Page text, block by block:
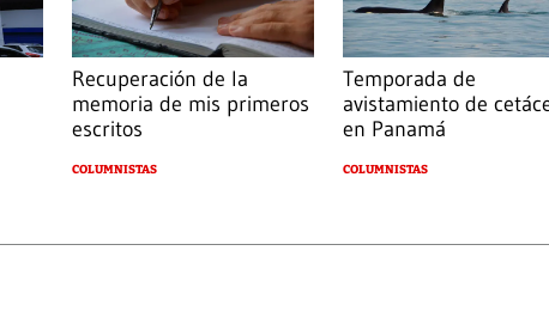
Recuperación de la
memoria de mis primeros
escritos
COLUMNISTAS
Temporada de
avistamiento de
en Panamá
COLUMNISTAS